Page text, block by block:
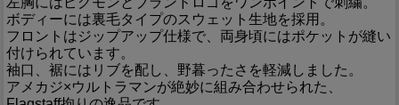
ボディーには裏毛タイプのスウェット生地を採用。
フロントはジップアップ仕様で、両身頃にはポケットが縫い
付けられています。
袖口、裾にはリブを配し、野暮ったさを軽減しました。
アメカジ×ウルトラマンが絶妙に組み合わせられた、